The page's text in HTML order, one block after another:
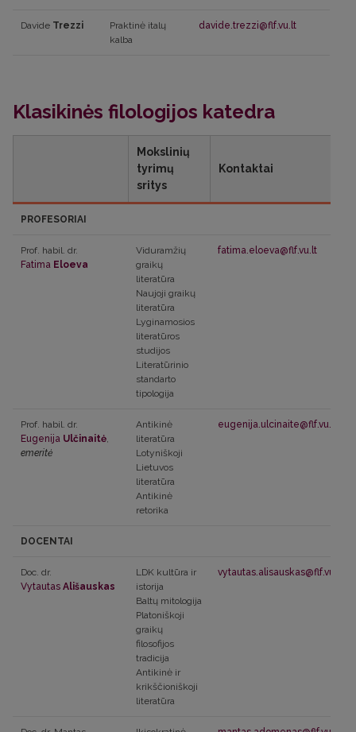
Davide Trezzi
Praktinė italų
kalba
davide.trezzi@flf.vu.lt
Klasikinės filologijos katedra
Mokslinių
tyrimų
sritys
Kontaktai
PROFESORIAI
Prof. habil. dr.
Fatima Eloeva
Viduramžių
graikų
literatūra
Naujoji graikų
literatūra
Lyginamosios
literatūros
studijos
Literatūrinio
standarto
tipologija
fatima.eloeva@flf.vu.lt
Prof. habil. dr.
Eugenija Ulčinaitė,
emeritė
Antikinė
literatūra
Lotyniškoji
Lietuvos
literatūra
Antikinė
retorika
eugenija.ulcinaite@flf.vu.lt
DOCENTAI
Doc. dr.
Vytautas Ališauskas
LDK kultūra ir
istorija
Baltų mitologija
Platoniškoji
graikų
filosofijos
tradicija
Antikinė ir
krikščioniškoji
literatūra
vytautas.alisauskas@flf.vu.lt